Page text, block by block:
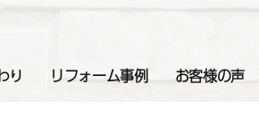
り リフォーム事例 お客様の声